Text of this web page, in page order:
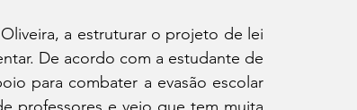
a estruturar o projeto de lei
De acordo com a estudante de
para combater a evasão escolar
professores e vejo que tem muita